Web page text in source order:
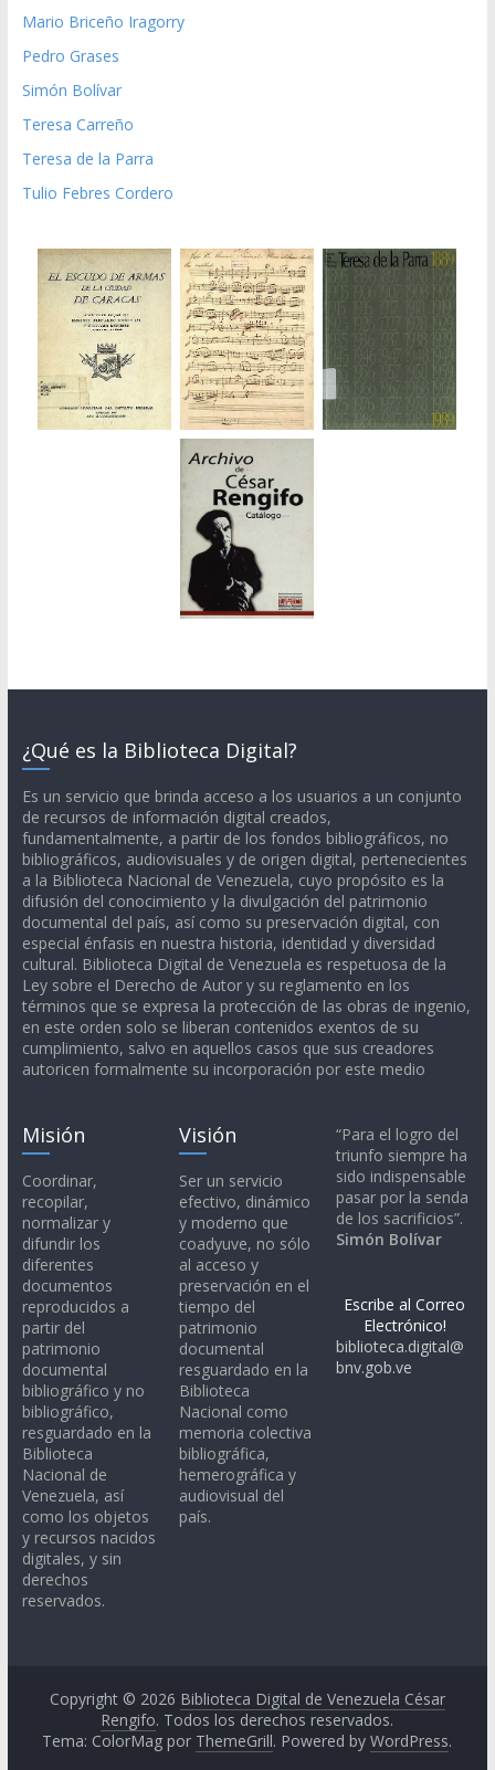
Mario Briceño Iragorry
Pedro Grases
Simón Bolívar
Teresa Carreño
Teresa de la Parra
Tulio Febres Cordero
¿Qué es la Biblioteca Digital?
Es un servicio que brinda acceso a los usuarios a un conjunto
de recursos de información digital creados,
fundamentalmente, a partir de los fondos bibliográficos, no
bibliográficos, audiovisuales y de origen digital, pertenecientes
a la Biblioteca Nacional de Venezuela, cuyo propósito es la
difusión del conocimiento y la divulgación del patrimonio
documental del país, así como su preservación digital, con
especial énfasis en nuestra historia, identidad y diversidad
cultural. Biblioteca Digital de Venezuela es respetuosa de la
Ley sobre el Derecho de Autor y su reglamento en los
términos que se expresa la protección de las obras de ingenio,
en este orden solo se liberan contenidos exentos de su
cumplimiento, salvo en aquellos casos que sus creadores
autoricen formalmente su incorporación por este medio
Misión
Coordinar,
recopilar,
normalizar y
difundir los
diferentes
documentos
reproducidos a
partir del
patrimonio
documental
bibliográfico y no
bibliográfico,
resguardado en la
Biblioteca
Nacional de
Venezuela, así
como los objetos
y recursos nacidos
digitales, y sin
derechos
reservados.
Visión
Ser un servicio
efectivo, dinámico
y moderno que
coadyuve, no sólo
al acceso y
preservación en el
tiempo del
patrimonio
documental
resguardado en la
Biblioteca
Nacional como
memoria colectiva
bibliográfica,
hemerográfica y
audiovisual del
país.
“Para el logro del
triunfo siempre ha
sido indispensable
pasar por la senda
de los sacrificios”.
Simón Bolívar
Escribe al Correo
Electrónico!
biblioteca.digital@
bnv.gob.ve
Copyright © 2026 Biblioteca Digital de Venezuela César
Rengifo. Todos los derechos reservados.
Tema: ColorMag por ThemeGrill. Powered byWordPress.